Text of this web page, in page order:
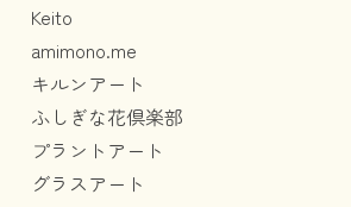
Keito
amimono.me
キルンアート
ふしぎな花倶楽部
プラントアート
グラスアート